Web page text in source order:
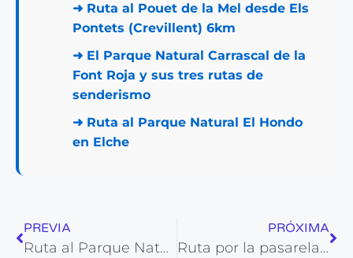
➜ Ruta al Pouet de la Mel desde Els
Pontets (Crevillent) 6km
➜ El Parque Natural Carrascal de la
Font Roja y sus tres rutas de
senderismo
➜ Ruta al Parque Natural El Hondo
en Elche
PREVIA
Ruta al Parque Natural El Hondo en Elche
PRÓXIMA
Ruta por la pasarela del pantano de Relleu